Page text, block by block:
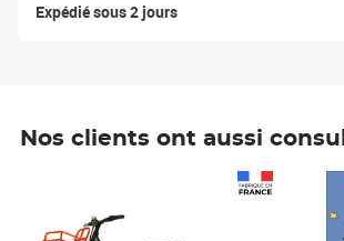
Expédié sous 2 jours
Nos clients ont aussi
Prix